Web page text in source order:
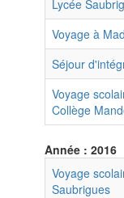
Lycée
Voyage à
Séjour
Voyage
Collège
Année : 2016
Voyage
Saubrigues